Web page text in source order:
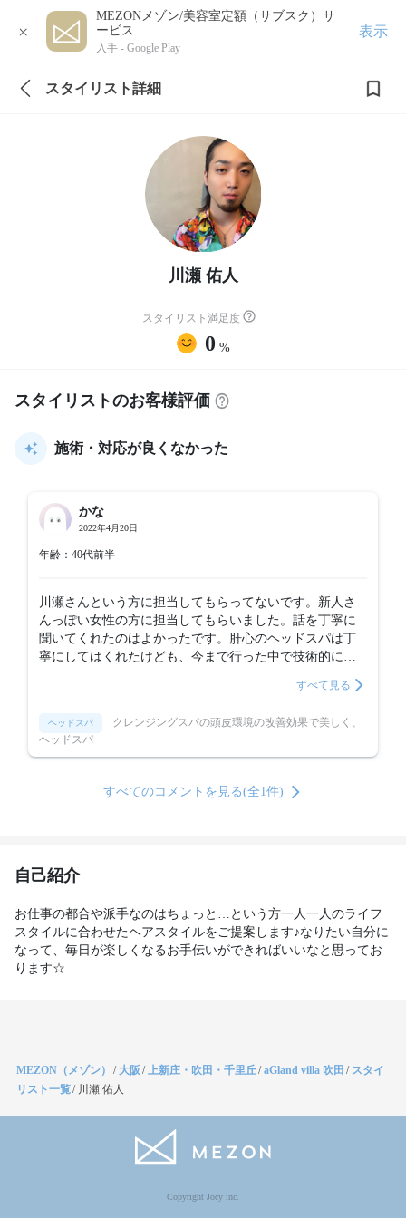
×
MEZONメゾン/美容室定額（サブスク）サ
ービス
入手 - Google Play
表示
スタイリスト詳細
川瀬 佑人
スタイリスト満足度
0 %
スタイリストのお客様評価
施術・対応が良くなかった
かな
2022年4月20日
年齢：40代前半
川瀬さんという方に担当してもらってないです。新人さ
んっぽい女性の方に担当してもらいました。話を丁寧に
聞いてくれたのはよかったです。肝心のヘッドスパは丁
寧にしてはくれたけども、今まで行った中で技術的に一
マってない感じでした。厳しいかもしれませんが、また
すべて見る
ヘッドスパ
ヘッドスパ
すべてのコメントを見る(全1件)
自己紹介
お仕事の都合や派手なのはちょっと…という方一人一人のライフ
スタイルに合わせたヘアスタイルをご提案します♪なりたい自分に
なって、毎日が楽しくなるお手伝いができればいいなと思ってお
ります☆
MEZON（メゾン） /大阪 /上新庄・吹田・千里丘/aGland villa 吹田 / スタイ
リスト一覧/ 川瀬 佑人
Copyright Jocy inc.